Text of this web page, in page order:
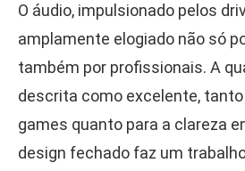
O áudio, impulsionado pelos
amplamente elogiado não só
também por profissionais. A
descrita como excelente,
games quanto para a clareza
design fechado faz um